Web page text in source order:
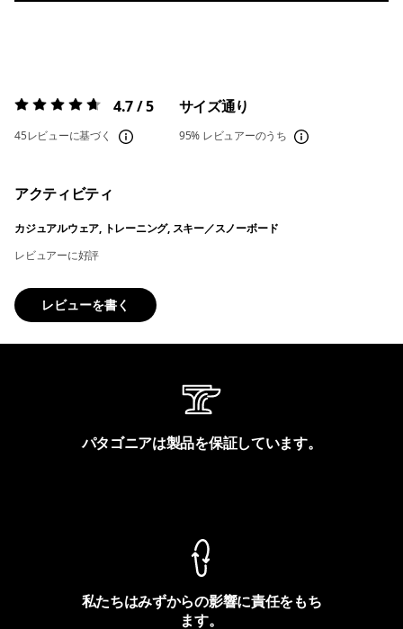
評価:4.7 / 5 4.7 / 5
45レビューに基づく
サイズ通り
95% レビュアーのうち
アクティビティ
カジュアルウェア, トレーニング, スキー／スノーボード
レビュアーに好評
レビューを書く
パタゴニアは製品を保証しています。
私たちはみずからの影響に責任をもち
ます。